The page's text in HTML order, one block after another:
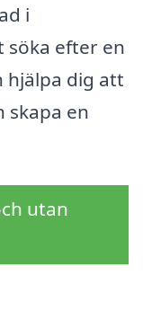
i
söka efter en
hjälpa dig att
skapa en
utan